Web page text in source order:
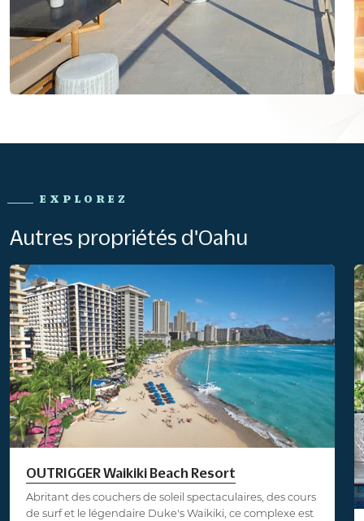
EXPLOREZ
Autres propriétés d'Oahu
OUTRIGGER Waikiki Beach Resort
Abritant des couchers de soleil spectaculaires, des cours
de surf et le légendaire Duke's Waikiki, ce complexe est